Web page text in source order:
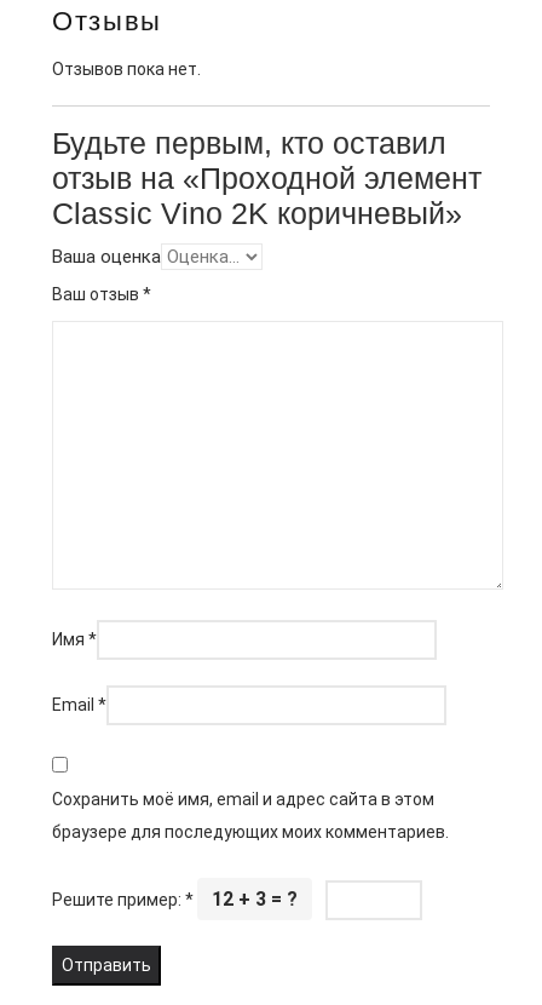
Отзывы
Отзывов пока нет.
Будьте первым, кто оставил
отзыв на «Проходной элемент
Classic Vino 2K коричневый»
Ваша оценка
Ваш отзыв *
Имя *
Email *
Сохранить моё имя, email и адрес сайта в этом
браузере для последующих моих комментариев.
Решите пример: * 12 + 3 = ?